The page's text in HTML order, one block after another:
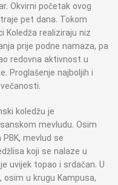
Okvirni početak ovog
pet dana. Tokom
Koledža realiziraju niz
prije podne namaza, pa
redovna aktivnost u
Proglašenje najboljih i
koledžu je
mevludu. Osim
mevlud se
koji se nalaze u
uvijek topao i srdačan. U
u krugu Kampusa,